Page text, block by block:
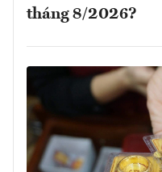
tháng 8/2026?